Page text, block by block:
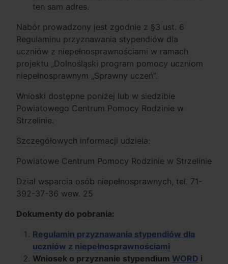
ten sam adres.
Nabór prowadzony jest zgodnie z §3 ust. 6
Regulaminu przyznawania stypendiów dla
uczniów z niepełnosprawnościami w ramach
projektu „Dolnośląski program pomocy uczniom
niepełnosprawnym „Sprawny uczeń”.
Wnioski dostępne poniżej lub w siedzibie
Powiatowego Centrum Pomocy Rodzinie w
Strzelinie.
Szczegółowych informacji udziela:
Powiatowe Centrum Pomocy Rodzinie w Strzelinie
Dział wsparcia osób niepełnosprawnych, tel. 71-
392-37-36 wew. 25
Dokumenty do pobrania:
Regulamin przyznawania stypendiów dla
uczniów z niepełnosprawnościami
Wniosek o przyznanie stypendium WORD i